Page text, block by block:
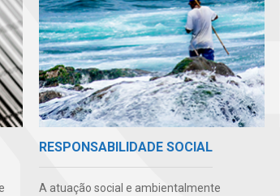
RESPONSABILIDADE SOCIAL
A atuação social e ambientalmente